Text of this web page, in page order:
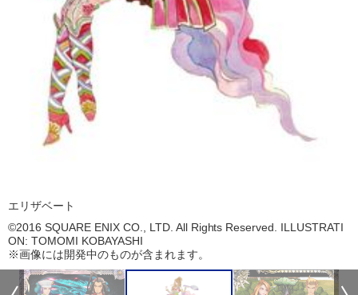
エリザベート
©2016 SQUARE ENIX CO., LTD. All Rights Reserved. ILLUSTRATI
ON: TOMOMI KOBAYASHI
※画像には開発中のものが含まれます。